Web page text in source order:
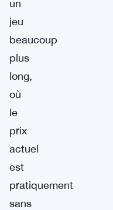
un
jeu
beaucoup
plus
long,
où
le
prix
actuel
est
pratiquement
sans